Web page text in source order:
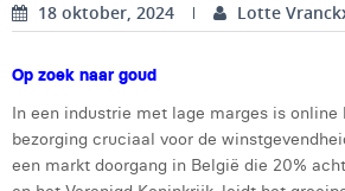
Floriane Defacqz
Glenn Vanderlinden
Hanne Van Loock
Janne Beke
18 oktober, 2024 Lotte
Op zoek naar goud
In een industrie met lage marges is online
bezorging cruciaal voor de
een markt doorgang in België die 20%